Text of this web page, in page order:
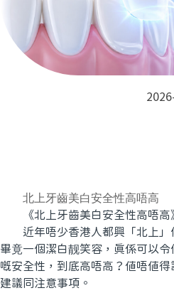
北上牙齒美白安全性高唔高
《北上牙齒美白安全性高唔高
近年唔少香港人都興「北上」
畢竟一個潔白靓笑容，真係可以
嘅安全性，到底高唔高？值唔值
建議同注意事項。